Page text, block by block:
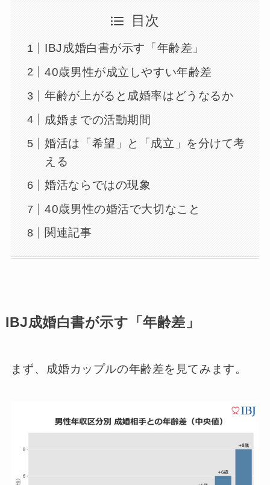
目次
IBJ成婚白書が示す「年齢差」
40歳男性が成立しやすい年齢差
年齢が上がると成婚率はどうなるか
成婚までの活動期間
婚活は「希望」と「成立」を分けて考
える
婚活ならではの現象
40歳男性の婚活で大切なこと
関連記事
IBJ成婚白書が示す「年齢差」
まず、成婚カップルの年齢差を見てみます。